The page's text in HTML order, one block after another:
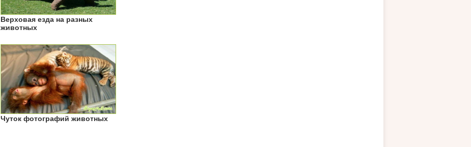
Верховая езда на разных
животных
Чуток фотографий животных